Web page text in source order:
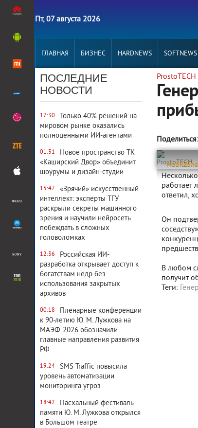
Пт, 07 августа 2026
ГЛАВНАЯ БИЗНЕС HARDNEWS SOFTNEWS
ПОСЛЕДНИЕ
НОВОСТИ
17:30
Только 40% решений на
мировом рынке оказались
полноценными ИИ-агентами
01:31
Новое пространство ТК
«Каширский Двор» объединит
шоурумы и дизайн-студии
15:47
«Зрячий» искусственный
интеллект: эксперты ТГУ
раскрыли секреты машинного
зрения и научили нейросеть
побеждать в сложных
головоломках
12:36
Российская ИИ-
разработка открывает доступ к
богатствам недр без
использования закрытых
архивов
00:18
Пленарные конференции
к 90-летию Ю. М. Лужкова на
МАЭФ-2026 обозначили
главные направления развития
РФ
19:24
SMS Traffic повысила
уровень автоматизации
мониторинга угроз
18:42
Пасхальный фестиваль
памяти Ю. М. Лужкова открылся
в Большом театре
ProstoTECH
Поделиться:
MobilZone
ProstoTECH
работает
ответил,
Он
В любом
получит
Теги: